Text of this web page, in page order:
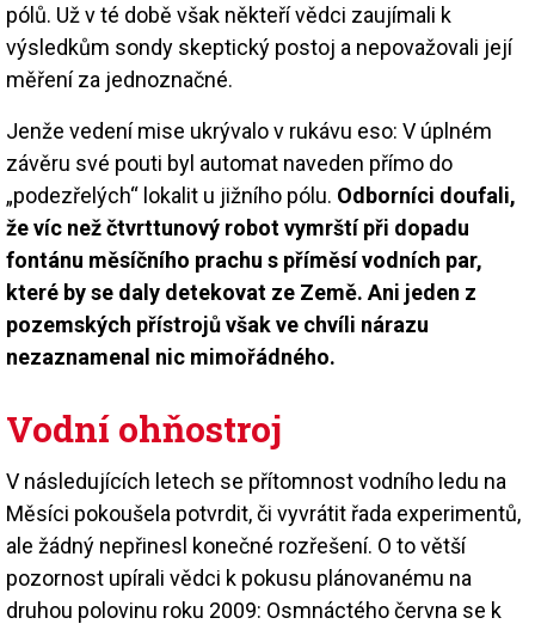
pólů. Už v té době však někteří vědci zaujímali k
výsledkům sondy skeptický postoj a nepovažovali její
měření za jednoznačné.
Jenže vedení mise ukrývalo v rukávu eso: V úplném
závěru své pouti byl automat naveden přímo do
„podezřelých“ lokalit u jižního pólu. Odborníci doufali,
že víc než čtvrttunový robot vymrští při dopadu
fontánu měsíčního prachu s příměsí vodních par,
které by se daly detekovat ze Země. Ani jeden z
pozemských přístrojů však ve chvíli nárazu
nezaznamenal nic mimořádného.
Vodní ohňostroj
V následujících letech se přítomnost vodního ledu na
Měsíci pokoušela potvrdit, či vyvrátit řada experimentů,
ale žádný nepřinesl konečné rozřešení. O to větší
pozornost upírali vědci k pokusu plánovanému na
druhou polovinu roku 2009: Osmnáctého června se k